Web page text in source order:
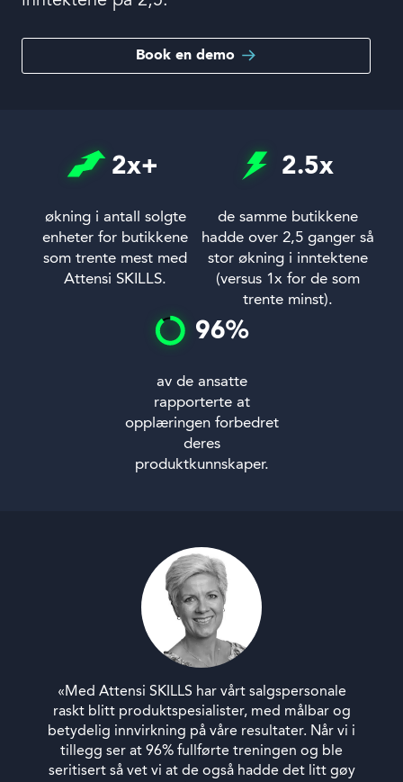
Book en demo
2x+
økning i antall solgte
enheter for butikkene
som trente mest med
Attensi SKILLS.
2.5x
de samme butikkene
hadde over 2,5 ganger så
stor økning i inntektene
(versus 1x for de som
trente minst).
96%
av de ansatte
rapporterte at
opplæringen forbedret
deres
produktkunnskaper.
«Med Attensi SKILLS har vårt salgspersonale
raskt blitt produktspesialister, med målbar og
betydelig innvirkning på våre resultater. Når vi i
tillegg ser at 96% fullførte treningen og ble
seritisert så vet vi at de også hadde det litt gøy